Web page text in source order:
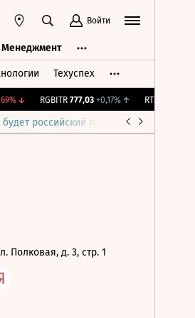
Войти
Менеджмент
Техуспех
↓ RGBITR 777,03 +0,17%↑ RTSI
российский парламент
Полковая, д. 3, стр. 1